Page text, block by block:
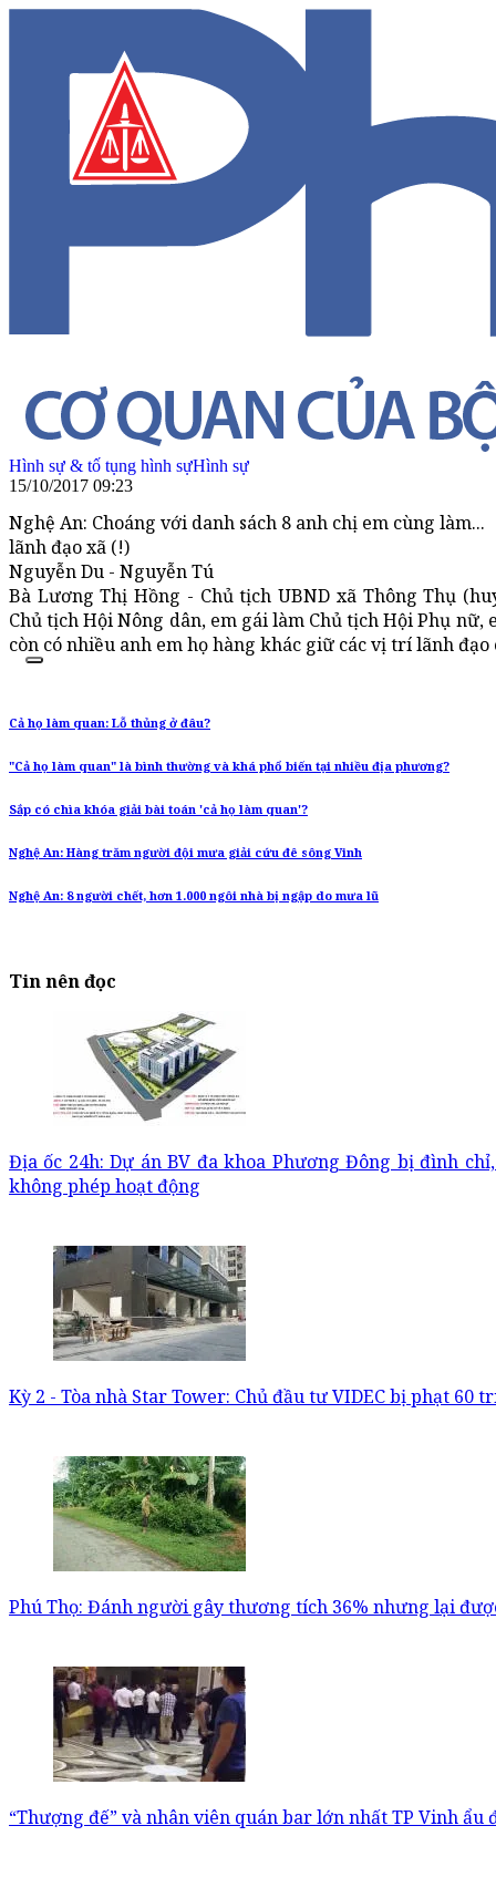
Hình sự & tố tụng hình sựHình sự
15/10/2017 09:23
Nghệ An: Choáng với danh sách 8 anh chị em cùng làm...
lãnh đạo xã (!)
Nguyễn Du - Nguyễn Tú
Bà Lương Thị Hồng - Chủ tịch UBND xã Thông Thụ
Chủ tịch Hội Nông dân, em gái làm Chủ tịch Hội Phụ nữ,
còn có nhiều anh em họ hàng khác giữ các vị trí lãnh đạo
Cả họ làm quan: Lỗ thủng ở đâu?
"Cả họ làm quan" là bình thường và khá phổ biến tại nhiều địa phương?
Sắp có chìa khóa giải bài toán 'cả họ làm quan'?
Nghệ An: Hàng trăm người đội mưa giải cứu đê sông Vinh
Nghệ An: 8 người chết, hơn 1.000 ngôi nhà bị ngập do mưa lũ
Tin nên đọc
Địa ốc 24h: Dự án BV đa khoa Phương Đông bị đình
không phép hoạt động
Kỳ 2 - Tòa nhà Star Tower: Chủ đầu tư VIDEC bị phạt 60
Phú Thọ: Đánh người gây thương tích 36% nhưng lại
“Thượng đế” và nhân viên quán bar lớn nhất TP Vinh ẩu